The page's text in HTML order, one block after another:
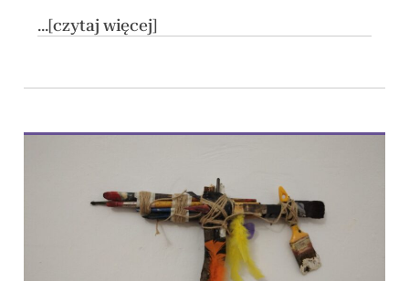
...[czytaj więcej]